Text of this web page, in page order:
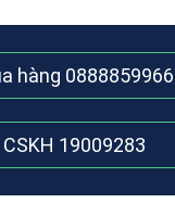
hàng 0888859966
CSKH 19009283